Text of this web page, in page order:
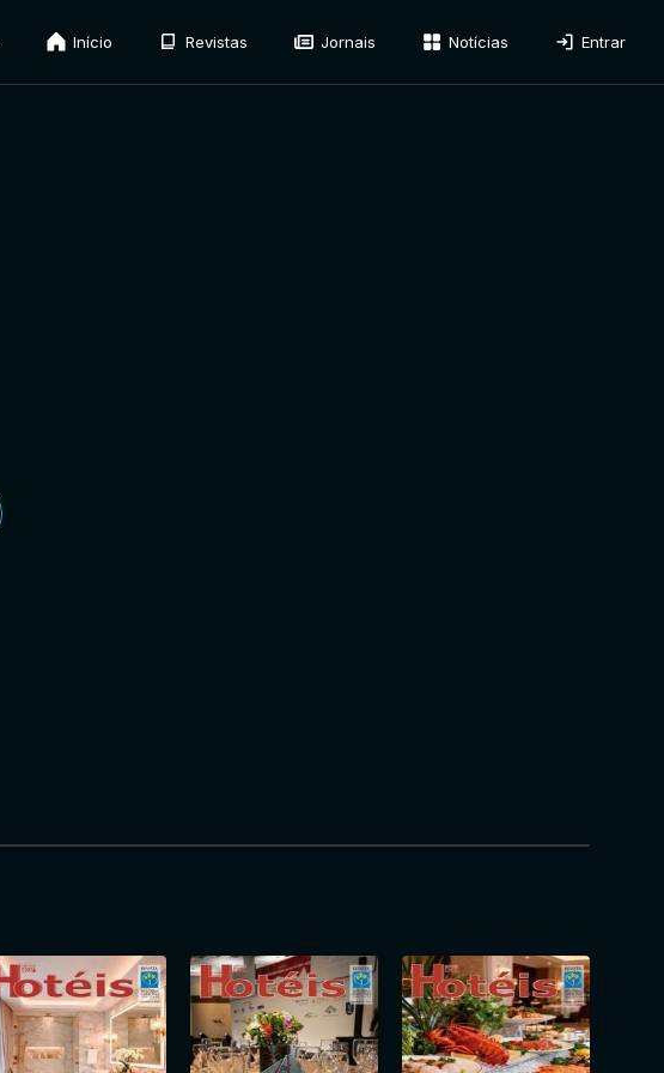
Início Revistas Jornais Notícias Entrar